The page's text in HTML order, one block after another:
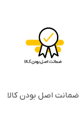
ضمانت اصل بودن کالا